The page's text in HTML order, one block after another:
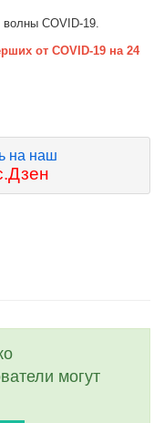
COVID-19.
от COVID-19 на 24
на наш
могут